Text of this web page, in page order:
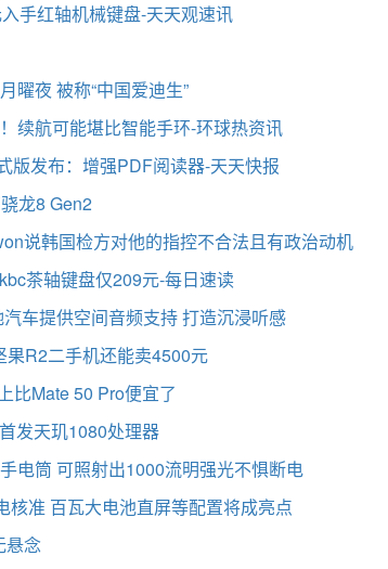
手红轴机械键盘-天天观速讯
曜夜 被称“中国爱迪生”
续航可能堪比智能手环-环球热资讯
版发布：增强PDF阅读器-天天快报
龙8 Gen2
说韩国检方对他的指控不合法且有政治动机
茶轴键盘仅209元-每日速读
车提供空间音频支持 打造沉浸听感
R2二手机还能卖4500元
比Mate 50 Pro便宜了
发天玑1080处理器
电筒 可照射出1000流明强光不惧断电
核准 百瓦大电池直屏等配置将成亮点
悬念